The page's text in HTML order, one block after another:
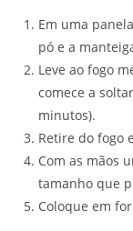
Em uma
pó e a
Leve ao fogo
comece a
minutos).
Retire do fogo
Com as mãos
tamanho que
Coloque em